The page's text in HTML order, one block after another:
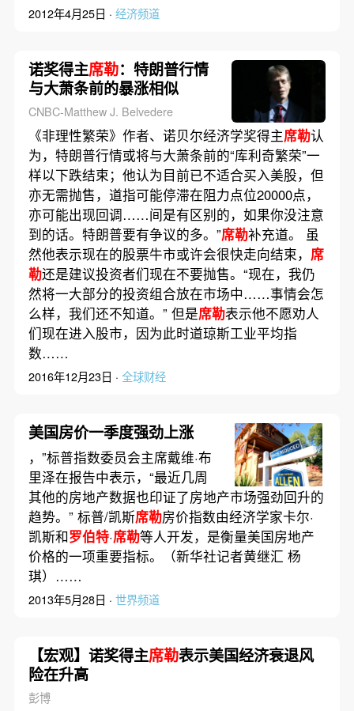
2012年4月25日 · 经济频道
诺奖得主席勒：特朗普行情
与大萧条前的暴涨相似
CNBC-Matthew J. Belvedere
《非理性繁荣》作者、诺贝尔经济学奖得主席勒认
为，特朗普行情或将与大萧条前的“库利奇繁荣”一
样以下跌结束；他认为目前已不适合买入美股，但
亦无需抛售，道指可能停滞在阻力点位20000点，
亦可能出现回调……间是有区别的，如果你没注意
到的话。特朗普要有争议的多。”席勒补充道。 虽
然他表示现在的股票牛市或许会很快走向结束， 席
勒还是建议投资者们现在不要抛售。“现在，我仍
然将一大部分的投资组合放在市场中……事情会怎
么样，我们还不知道。” 但是席勒表示他不愿劝人
们现在进入股市，因为此时道琼斯工业平均指
数……
2016年12月23日 · 全球财经
美国房价一季度强劲上涨
，”标普指数委员会主席戴维·布
里泽在报告中表示，“最近几周
其他的房地产数据也印证了房地产市场强劲回升的
趋势。” 标普/凯斯席勒房价指数由经济学家卡尔·
凯斯和罗伯特·席勒等人开发，是衡量美国房地产
价格的一项重要指标。（新华社记者黄继汇 杨
琪）……
2013年5月28日 · 世界频道
【宏观】诺奖得主席勒表示美国经济衰退风
险在升高
彭博